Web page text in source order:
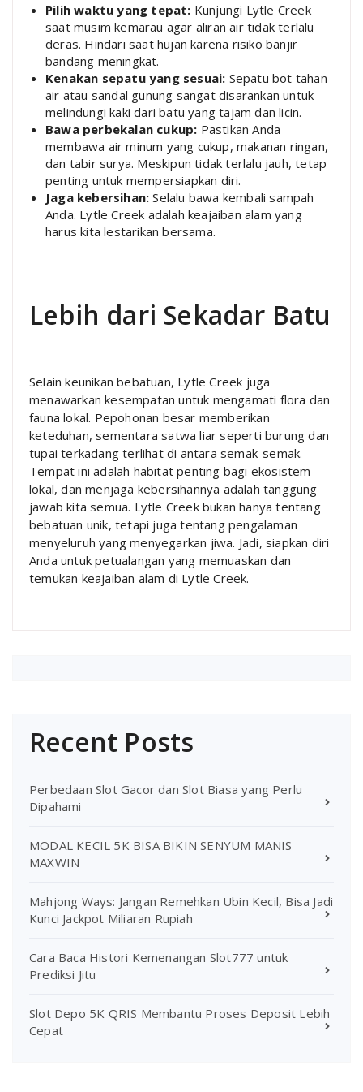
Pilih waktu yang tepat: Kunjungi Lytle Creek
saat musim kemarau agar aliran air tidak terlalu
deras. Hindari saat hujan karena risiko banjir
bandang meningkat.
Kenakan sepatu yang sesuai: Sepatu bot tahan
air atau sandal gunung sangat disarankan untuk
melindungi kaki dari batu yang tajam dan licin.
Bawa perbekalan cukup: Pastikan Anda
membawa air minum yang cukup, makanan ringan,
dan tabir surya. Meskipun tidak terlalu jauh, tetap
penting untuk mempersiapkan diri.
Jaga kebersihan: Selalu bawa kembali sampah
Anda. Lytle Creek adalah keajaiban alam yang
harus kita lestarikan bersama.
Lebih dari Sekadar Batu
Selain keunikan bebatuan, Lytle Creek juga
menawarkan kesempatan untuk mengamati flora dan
fauna lokal. Pepohonan besar memberikan
keteduhan, sementara satwa liar seperti burung dan
tupai terkadang terlihat di antara semak-semak.
Tempat ini adalah habitat penting bagi ekosistem
lokal, dan menjaga kebersihannya adalah tanggung
jawab kita semua. Lytle Creek bukan hanya tentang
bebatuan unik, tetapi juga tentang pengalaman
menyeluruh yang menyegarkan jiwa. Jadi, siapkan diri
Anda untuk petualangan yang memuaskan dan
temukan keajaiban alam di Lytle Creek.
Recent Posts
Perbedaan Slot Gacor dan Slot Biasa yang Perlu
Dipahami
MODAL KECIL 5K BISA BIKIN SENYUM MANIS
MAXWIN
Mahjong Ways: Jangan Remehkan Ubin Kecil, Bisa Jadi
Kunci Jackpot Miliaran Rupiah
Cara Baca Histori Kemenangan Slot777 untuk
Prediksi Jitu
Slot Depo 5K QRIS Membantu Proses Deposit Lebih
Cepat